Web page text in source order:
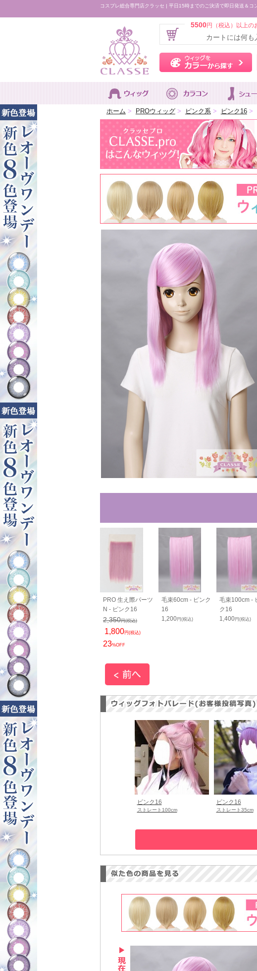
コスプレ総合専門店クラッセ | 平日15時までのご決済で即日発送＆コ
5500円（税込）以上の
カートには何も
ホーム > PROウィッグ > ピンク系 > ピンク16 >
80cm - ピン
円(税込)
PRO 生え際パーツ
N - ピンク16
2,350円(税込)
1,800円(税込)
23%OFF
毛束60cm - ピンク
16
1,200円(税込)
毛束100cm -
ク16
1,400円(税込)
ピンク16
ストレート100cm
ピンク16
ストレート35cm